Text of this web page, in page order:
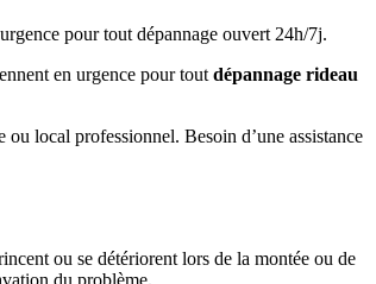
pour tout dépannage ouvert 24h/7j.
en urgence pour tout dépannage rideau
local professionnel. Besoin d’une assistance
ou se détériorent lors de la montée ou de
du problème.